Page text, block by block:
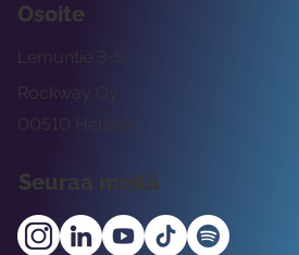
Osoite
Rockway Oy
Lemuntie 3-5
00510 Helsinki
Seuraa meitä